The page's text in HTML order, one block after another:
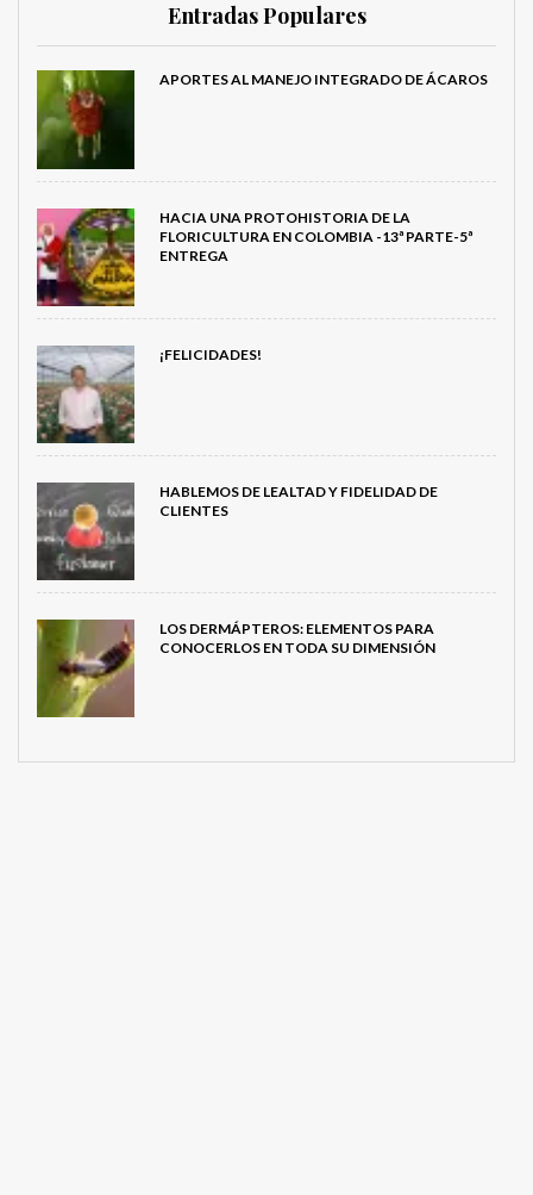
Entradas Populares
APORTES AL MANEJO INTEGRADO DE ÁCAROS
HACIA UNA PROTOHISTORIA DE LA
FLORICULTURA EN COLOMBIA -13ª PARTE-5ª
ENTREGA
¡FELICIDADES!
HABLEMOS DE LEALTAD Y FIDELIDAD DE
CLIENTES
LOS DERMÁPTEROS: ELEMENTOS PARA
CONOCERLOS EN TODA SU DIMENSIÓN